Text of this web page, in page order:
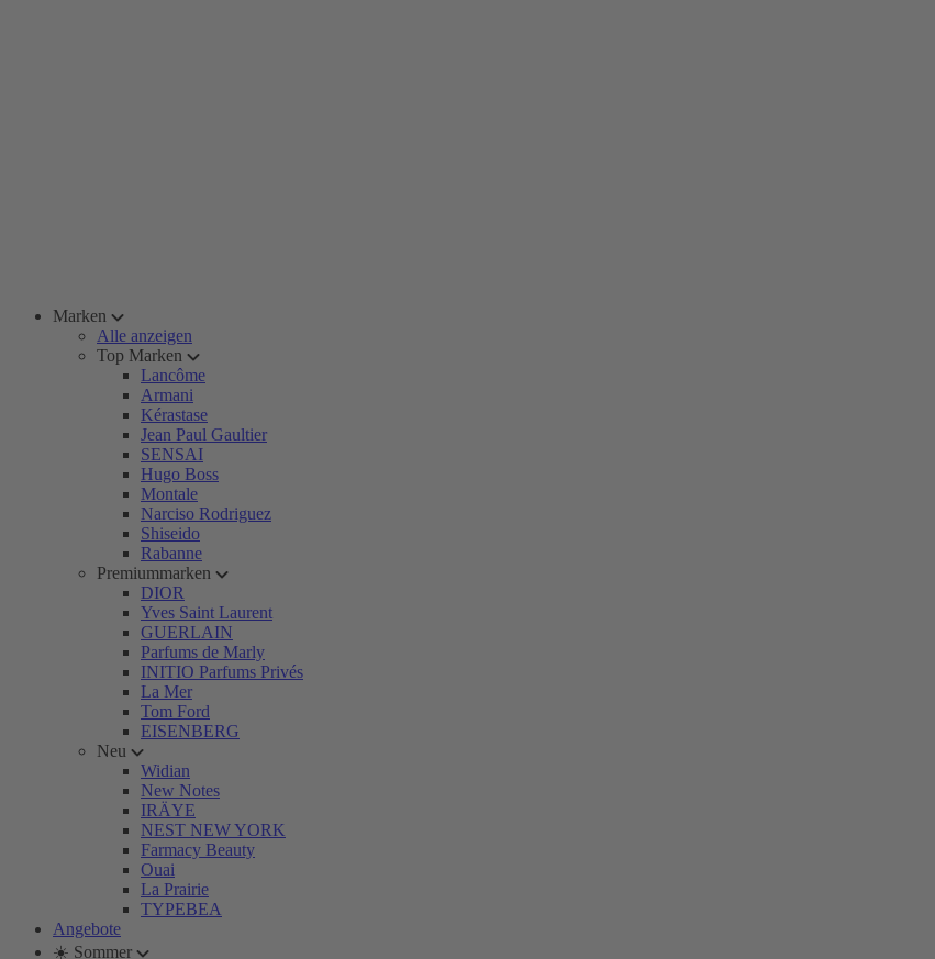
Marken
Alle anzeigen
Top Marken
Lancôme
Armani
Kérastase
Jean Paul Gaultier
SENSAI
Hugo Boss
Montale
Narciso Rodriguez
Shiseido
Rabanne
Premiummarken
DIOR
Yves Saint Laurent
GUERLAIN
Parfums de Marly
INITIO Parfums Privés
La Mer
Tom Ford
EISENBERG
Neu
Widian
New Notes
IRÄYE
NEST NEW YORK
Farmacy Beauty
Ouai
La Prairie
TYPEBEA
Angebote
☀️ Sommer